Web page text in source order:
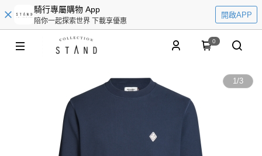
騎行專屬購物 App
陪你一起探索世界 下載享優惠
開啟APP
0
1/3